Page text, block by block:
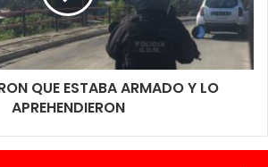
QUE ESTABA ARMADO Y LO
APREHENDIERON